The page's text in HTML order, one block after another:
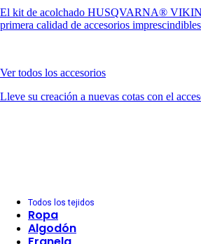
El kit de acolchado HUSQVARNA®
primera calidad de accesorios
Ver todos los accesorios
Lleve su creación a nuevas cotas con el
Todos los tejidos
Ropa
Algodón